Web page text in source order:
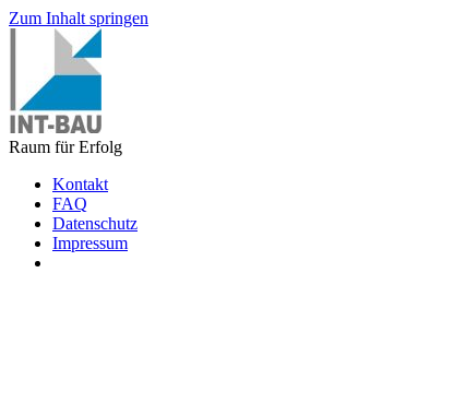
Zum Inhalt springen
Raum für Erfolg
Kontakt
FAQ
Datenschutz
Impressum